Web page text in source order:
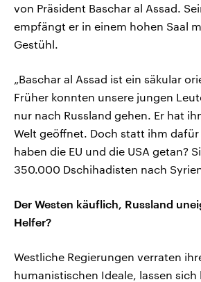
von Präsident Baschar al Assad.
empfängt er in einem hohen Saal
Gestühl.
„Baschar al Assad ist ein säkular
Früher konnten unsere jungen
nur nach Russland gehen. Er hat
Welt geöffnet. Doch statt ihm dafür
haben die EU und die USA getan?
350.000 Dschihadisten nach
Der Westen käuflich, Russland
Helfer?
Westliche Regierungen verraten
humanistischen Ideale, lassen sich